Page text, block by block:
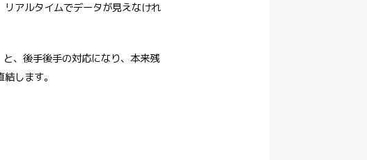
アルタイムでデータが見えなけれ
、後手後手の対応になり、本来残
します。